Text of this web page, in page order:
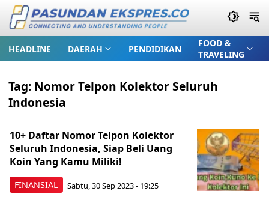
HEADLINE DAERAH PENDIDIKAN
FOOD &
TRAVELING
Tag: Nomor Telpon Kolektor Seluruh
Indonesia
FINANSIAL
10+ Daftar Nomor Telpon Kolektor
Seluruh Indonesia, Siap Beli Uang
Koin Yang Kamu Miliki!
Sabtu, 30 Sep 2023 - 19:25